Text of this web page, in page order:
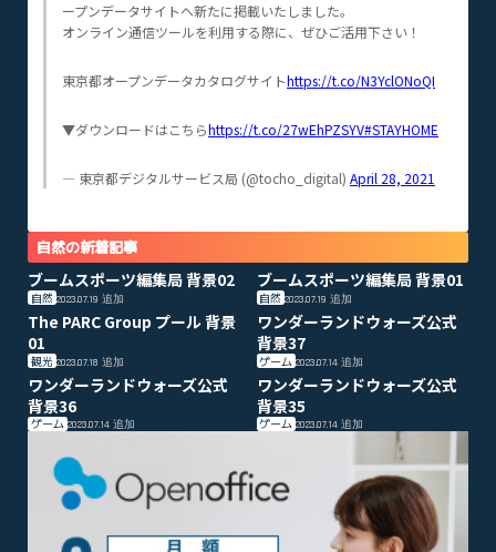
ープンデータサイトへ新たに掲載いたしました。
オンライン通信ツールを利用する際に、ぜひご活用下さい！
東京都オープンデータカタログサイトhttps://t.co/N3YclONoQI
▼ダウンロードはこちらhttps://t.co/27wEhPZSYV#STAYHOME
— 東京都デジタルサービス局 (@tocho_digital) April 28, 2021
自然の新着記事
ブームスポーツ編集局 背景02
自然 2023.07.19 追加
ブームスポーツ編集局 背景01
自然 2023.07.19追加
The PARC Group プール 背景
01
観光 2023.07.18 追加
ワンダーランドウォーズ公式
背景37
ゲーム 2023.07.14追加
ワンダーランドウォーズ公式
背景36
ゲーム 2023.07.14 追加
ワンダーランドウォーズ公式
背景35
ゲーム 2023.07.14追加